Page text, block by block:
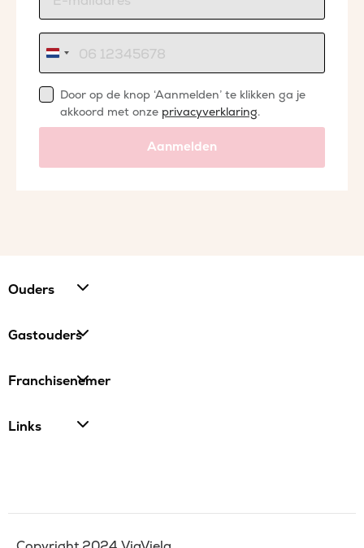
Nederland
+31
Door op de knop ‘Aanmelden’ te klikken ga je
akkoord met onze privacyverklaring.
Aanmelden
Ouders
Gastouders
Franchisenemer
Links